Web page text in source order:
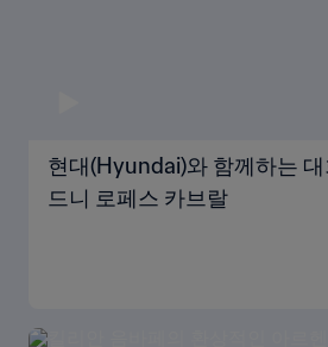
현대(Hyundai)와 함께하는 대
드니 로페스 카브랄